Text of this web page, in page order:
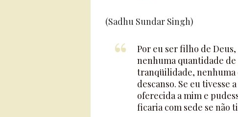
(Sadhu Sundar Singh)
Por eu ser filho de
nenhuma quantidade
tranqüilidade, nenhuma
descanso. Se eu tivesse
oferecida a mim e
ficaria com sede se não